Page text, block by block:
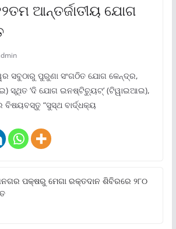
ଆନ୍ତର୍ଜାତୀୟ ଯୋଗ
ସବୁଠାରୁ ପୁରୁଣା ସଂଗଠିତ ଯୋଗ କେନ୍ଦ୍ର,
ସ୍ଥିତ ‘ଦି ଯୋଗ ଇନଷ୍ଟିଚ୍ୟୁଟ୍‌’ (ଟିୱାଇଆଇ),
“ସୁସ୍ଥ ବାର୍ଦ୍ଧକ୍ୟ
ପକ୍ଷରୁ ମେଗା ରକ୍ତଦାନ ଶିବିରରେ ୨୮୦